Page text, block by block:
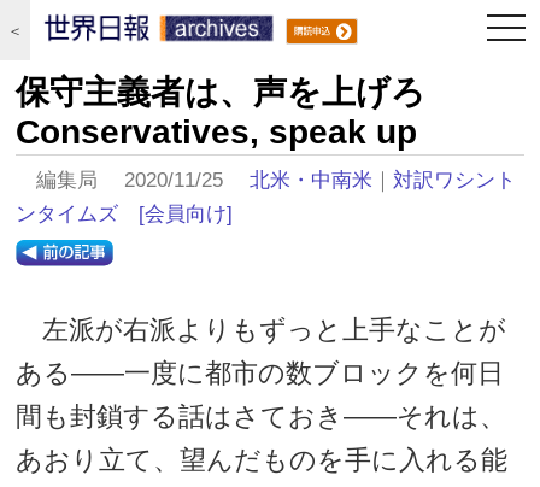
＜
保守主義者は、声を上げろ
Conservatives, speak up
編集局 2020/11/25北米・中南米 ｜対訳ワシント
ンタイムズ
[会員向け]
左派が右派よりもずっと上手なことが
ある――一度に都市の数ブロックを何日
間も封鎖する話はさておき――それは、
あおり立て、望んだものを手に入れる能